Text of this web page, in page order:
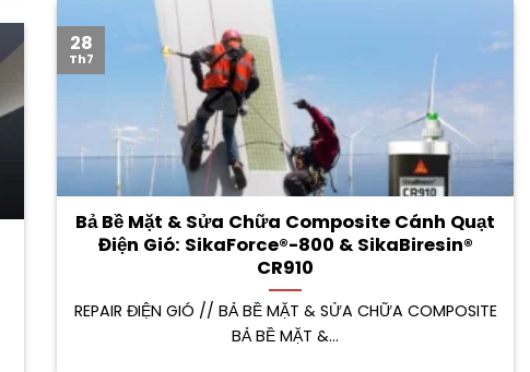
Bả Bề Mặt & Sửa Chữa Composite Cánh Quạt
Điện Gió: SikaForce®-800 & SikaBiresin®
CR910
REPAIR ĐIỆN GIÓ // BẢ BỀ MẶT & SỬA CHỮA COMPOSITE
BẢ BỀ MẶT &...
28
Th7